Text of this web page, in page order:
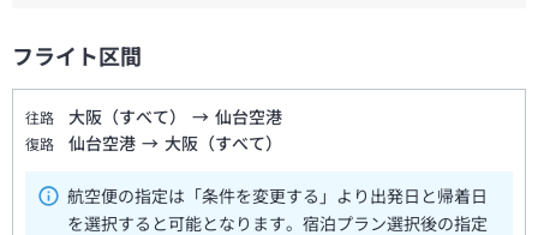
フライト区間
往路 大阪（すべて） → 仙台空港
復路 仙台空港 → 大阪（すべて）
航空便の指定は「条件を変更する」より出発日と帰着日
を選択すると可能となります。宿泊プラン選択後の指定